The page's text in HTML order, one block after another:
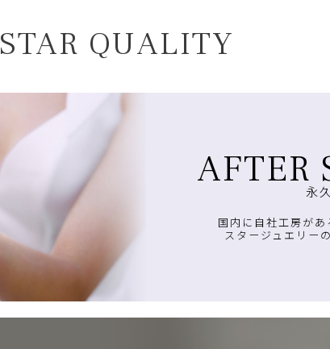
STAR QUALITY
AFTER永
国内に自社工房が
スタージュエリー